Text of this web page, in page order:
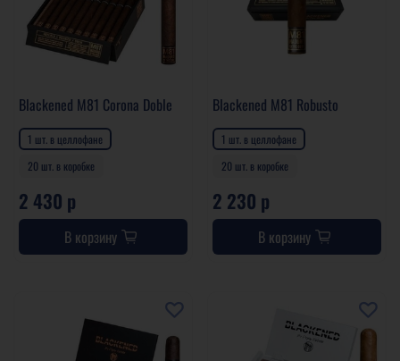
Blackened M81 Corona Doble
1 шт. в целлофане
20 шт. в коробке
2 430 р
В корзину
Blackened M81 Robusto
1 шт. в целлофане
20 шт. в коробке
2 230 р
В корзину